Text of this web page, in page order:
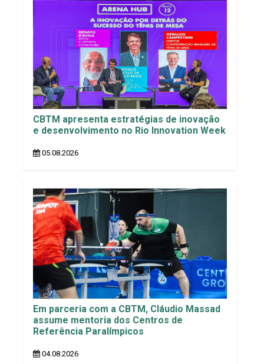
CBTM apresenta estratégias de inovação
e desenvolvimento no Rio Innovation Week
05.08.2026
Em parceria com a CBTM, Cláudio Massad
assume mentoria dos Centros de
Referência Paralímpicos
04.08.2026